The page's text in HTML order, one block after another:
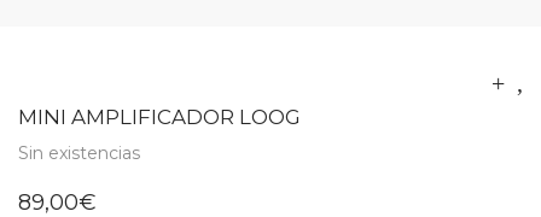
MINI AMPLIFICADOR LOOG
Sin existencias
89,00€